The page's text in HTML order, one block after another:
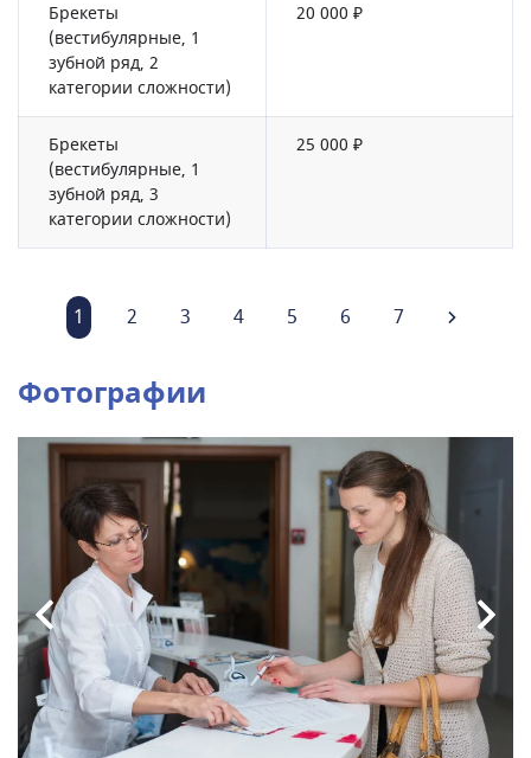
Брекеты
(вестибулярные, 1
зубной ряд, 2
категории сложности)
20 000 ₽
Брекеты
(вестибулярные, 1
зубной ряд, 3
категории сложности)
25 000 ₽
1 2 3 4 5 6 7
Фотографии